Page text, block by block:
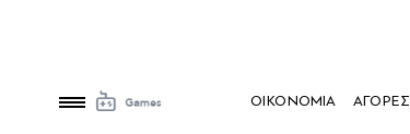
OIKONOMIA ΑΓΟΡΕΣ